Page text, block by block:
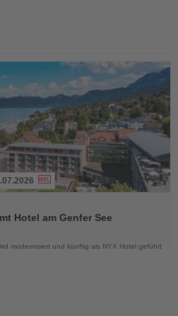
Hotel am Genfer See
modernisiert und künftig als NYX Hotel geführt